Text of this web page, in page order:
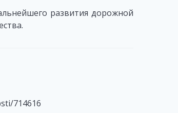
развития дорожной
714616